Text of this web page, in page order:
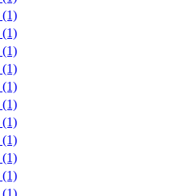
(1)
(1)
(1)
(1)
(1)
(1)
(1)
(1)
(1)
(1)
(1)